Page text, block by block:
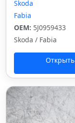
Skoda
Fabia
OEM: 5J0959433
Skoda / Fabia
Открыть